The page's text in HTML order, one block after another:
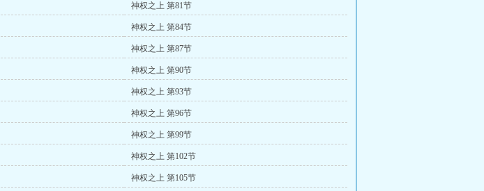
神权之上 第81节
神权之上 第84节
神权之上 第87节
神权之上 第90节
神权之上 第93节
神权之上 第96节
神权之上 第99节
神权之上 第102节
神权之上 第105节